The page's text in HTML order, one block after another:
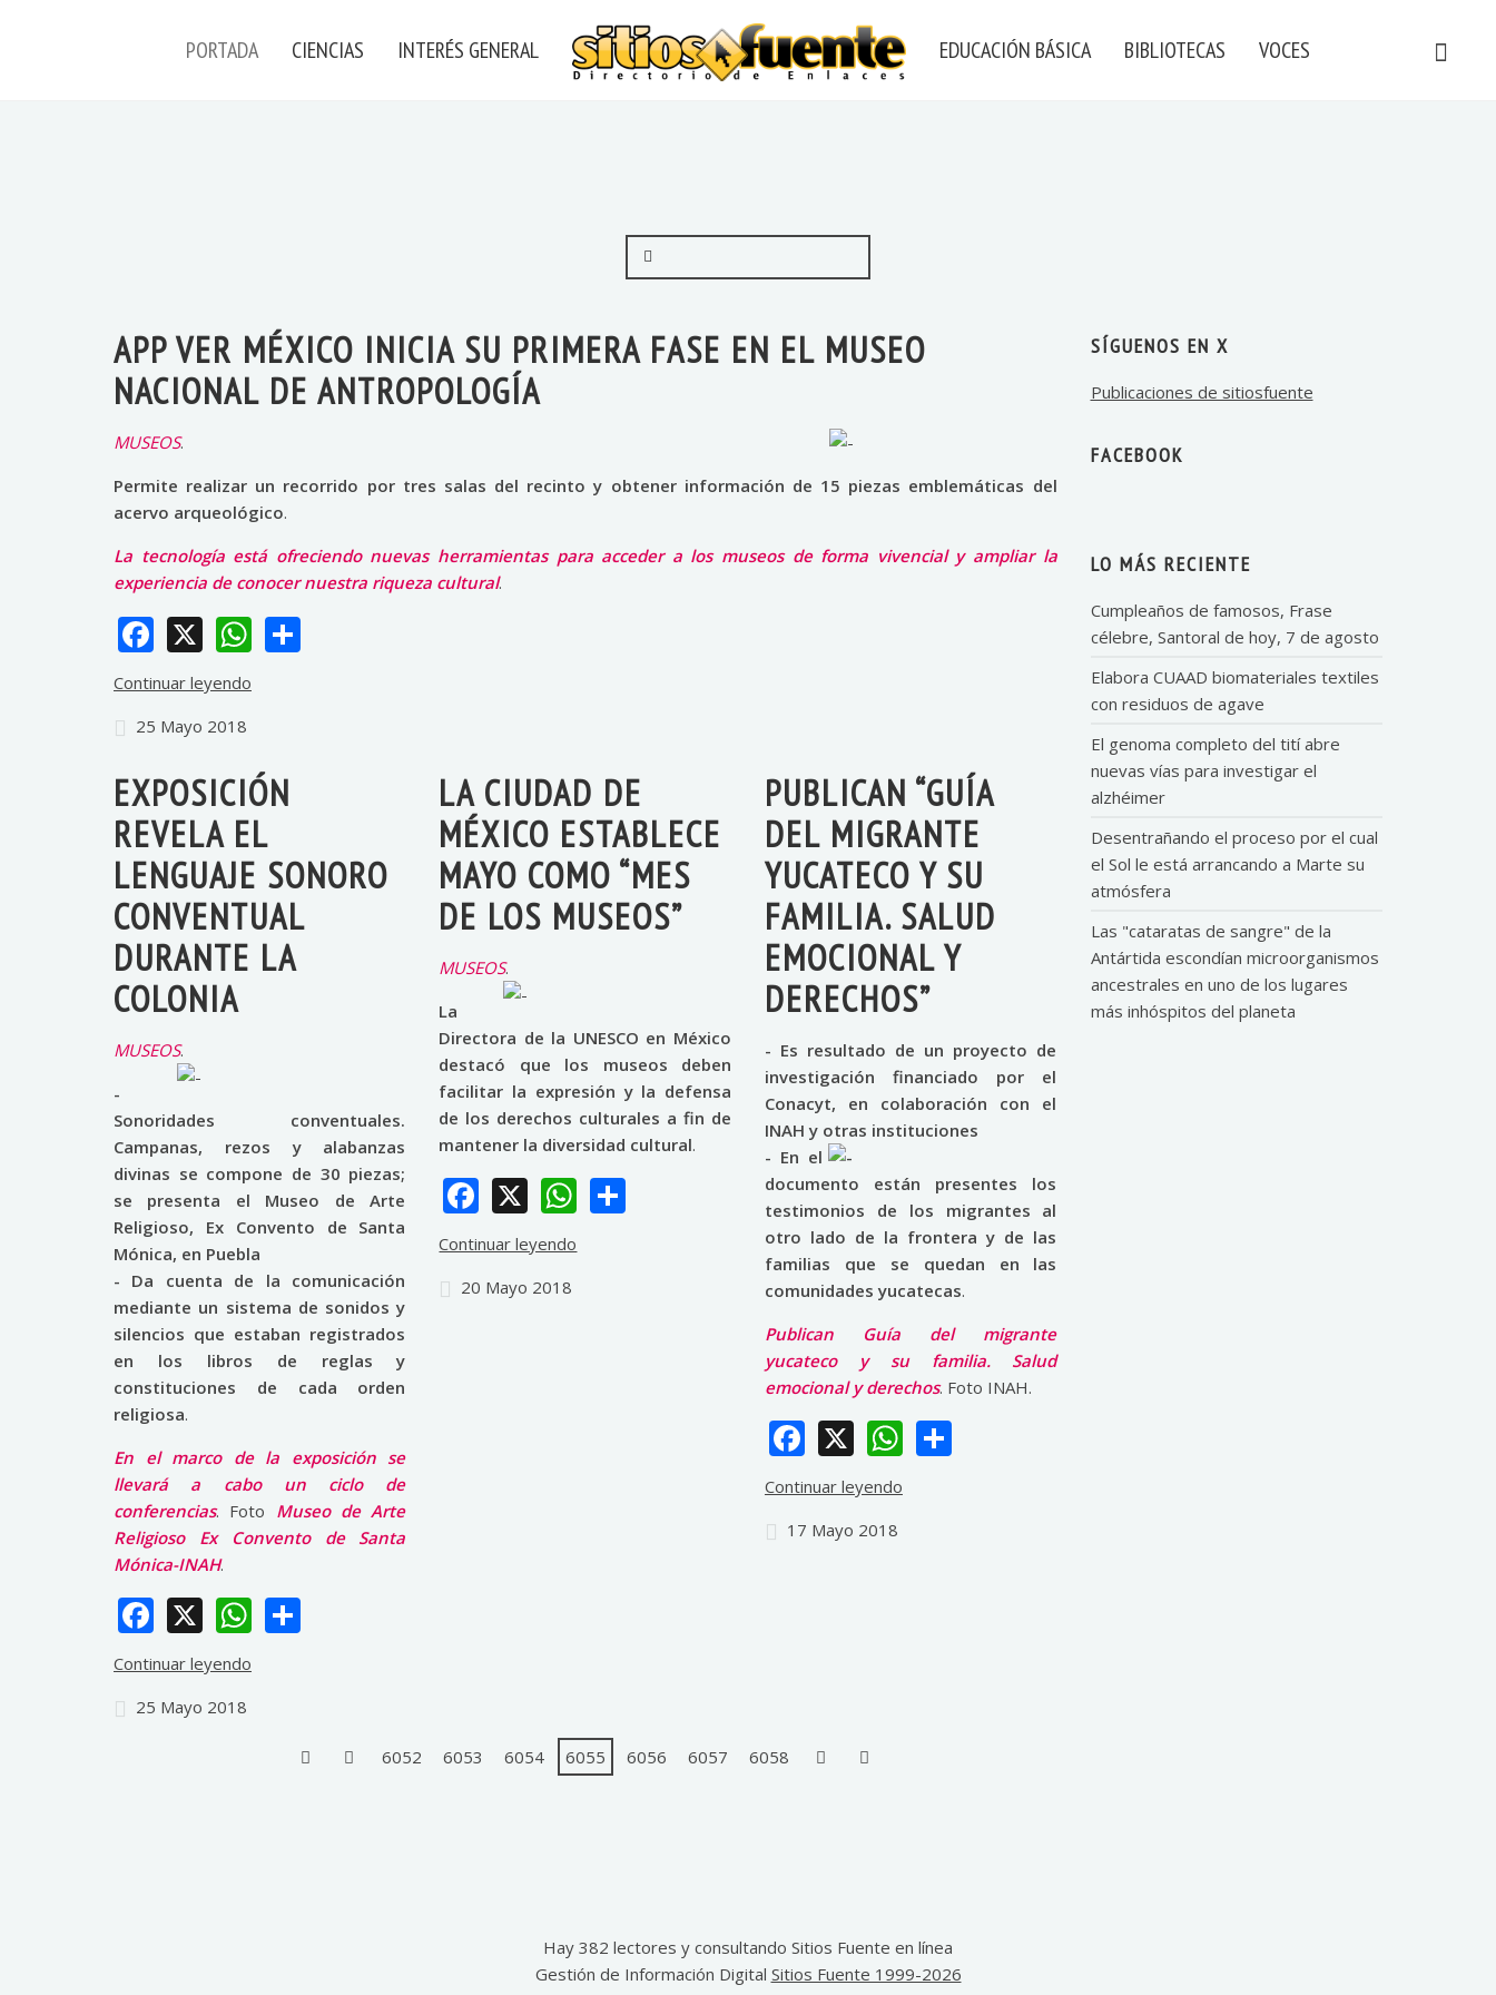
PORTADA CIENCIAS INTERÉS GENERAL EDUCACIÓN BÁSICA BIBLIOTECAS VOCES
APP VER MÉXICO INICIA SU PRIMERA FASE EN EL MUSEO
NACIONAL DE ANTROPOLOGÍA
MUSEOS.
Permite realizar un recorrido por tres salas del recinto y obtener información de 15 piezas emblemáticas del
acervo arqueológico.
La tecnología está ofreciendo nuevas herramientas para acceder a los museos de forma vivencial y ampliar la
experiencia de conocer nuestra riqueza cultural.
Facebook
X WhatsApp
Continuar leyendo
25 Mayo 2018
EXPOSICIÓN
REVELA EL
LENGUAJE SONORO
CONVENTUAL
DURANTE LA
COLONIA
MUSEOS.
-
Sonoridades conventuales.
Campanas, rezos y alabanzas
divinas se compone de 30 piezas;
se presenta el Museo de Arte
Religioso, Ex Convento de Santa
Mónica, en Puebla
- Da cuenta de la comunicación
mediante un sistema de sonidos y
silencios que estaban registrados
en los libros de reglas y
constituciones de cada orden
religiosa.
En el marco de la exposición se
llevará a cabo un ciclo de
conferencias. Foto Museo de Arte
Religioso Ex Convento de Santa
Mónica-INAH.
Facebook
X WhatsApp
Continuar leyendo
25 Mayo 2018
LA CIUDAD DE
MÉXICO ESTABLECE
MAYO COMO “MES
DE LOS MUSEOS”
MUSEOS.
La
Directora de la UNESCO en México
destacó que los museos deben
facilitar la expresión y la defensa
de los derechos culturales a fin de
mantener la diversidad cultural.
Facebook
X WhatsApp
Continuar leyendo
20 Mayo 2018
PUBLICAN “GUÍA
DEL MIGRANTE
YUCATECO Y SU
FAMILIA. SALUD
EMOCIONAL Y
DERECHOS”
- Es resultado de un proyecto de
investigación financiado por el
Conacyt, en colaboración con el
INAH y otras instituciones
- En el
documento están presentes los
testimonios de los migrantes al
otro lado de la frontera y de las
familias que se quedan en las
comunidades yucatecas.
Publican Guía del migrante
yucateco y su familia. Salud
emocional y derechos. Foto INAH.
Facebook
X WhatsApp
Share
Continuar leyendo
17 Mayo 2018
6052 6053 6054 6055 6056 6057 6058
SÍGUENOS EN X
Publicaciones de sitiosfuente
FACEBOOK
LO MÁS RECIENTE
Cumpleaños de famosos, Frase
célebre, Santoral de hoy, 7 de agosto
Elabora CUAAD biomateriales textiles
con residuos de agave
El genoma completo del tití abre
nuevas vías para investigar el
alzhéimer
Desentrañando el proceso por el cual
el Sol le está arrancando a Marte su
atmósfera
Las "cataratas de sangre" de la
Antártida escondían microorganismos
ancestrales en uno de los lugares
más inhóspitos del planeta
Hay 382 lectores y consultando Sitios Fuente en línea
Gestión de Información Digital Sitios Fuente 1999-2026